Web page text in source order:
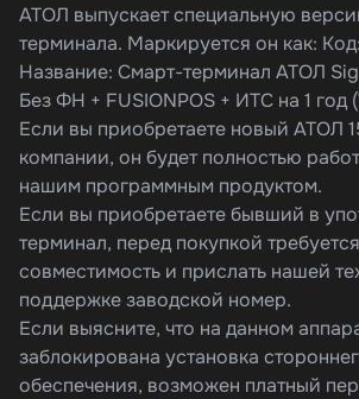
АТОЛ выпускает специальную
терминала. Маркируется он как:
Название: Смарт-терминал АТОЛ
Без ФН + FUSIONPOS + ИТС на 1 год
Если вы приобретаете новый АТОЛ
компании, он будет полностью
нашим программным продуктом.
Если вы приобретаете бывший в
терминал, перед покупкой
совместимость и прислать нашей
поддержке заводской номер.
Если выясните, что на данном
заблокирована установка
обеспечения, возможен платный